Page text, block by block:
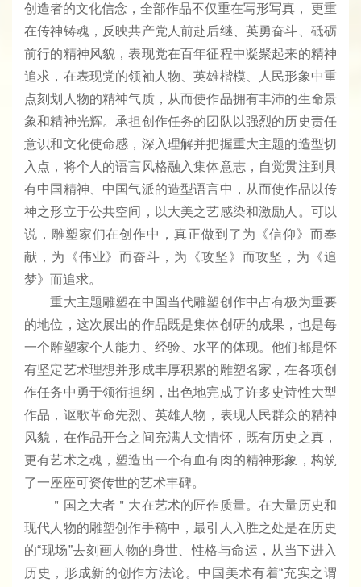
创造者的文化信念，全部作品不仅重在写形写真， 更重
在传神铸魂，反映共产党人前赴后继、英勇奋斗、砥砺
前行的精神风貌，表现党在百年征程中凝聚起来的精神
追求，在表现党的领袖人物、英雄楷模、人民形象中重
点刻划人物的精神气质，从而使作品拥有丰沛的生命景
象和精神光辉。承担创作任务的团队以强烈的历史责任
意识和文化使命感，深入理解并把握重大主题的造型切
入点，将个人的语言风格融入集体意志，自觉贯注到具
有中国精神、中国气派的造型语言中，从而使作品以传
神之形立于公共空间，以大美之艺感染和激励人。可以
说，雕塑家们在创作中，真正做到了为《信仰》而奉
献，为《伟业》而奋斗，为《攻坚》而攻坚，为《追
梦》而追求。
重大主题雕塑在中国当代雕塑创作中占有极为重要
的地位，这次展出的作品既是集体创研的成果，也是每
一个雕塑家个人能力、经验、水平的体现。他们都是怀
有坚定艺术理想并形成丰厚积累的雕塑名家，在各项创
作任务中勇于领衔担纲，出色地完成了许多史诗性大型
作品，讴歌革命先烈、英雄人物，表现人民群众的精神
风貌，在作品开合之间充满人文情怀，既有历史之真，
更有艺术之魂，塑造出一个有血有肉的精神形象，构筑
了一座座可资传世的艺术丰碑。
＂国之大者＂大在艺术的匠作质量。在大量历史和
现代人物的雕塑创作手稿中，最引人入胜之处是在历史
的“现场”去刻画人物的身世、性格与命运，从当下进入
历史，形成新的创作方法论。中国美术有着“充实之谓